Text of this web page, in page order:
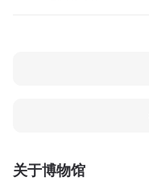
关于博物馆